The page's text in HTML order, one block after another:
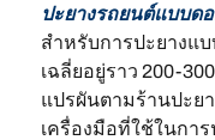
ปะยางรถยนต์แบบด
สำหรับการปะยางแ
เฉลี่ยอยู่ราว 200-
แปรผันตามร้านปะย
เครื่องมือที่ใช้ในกา